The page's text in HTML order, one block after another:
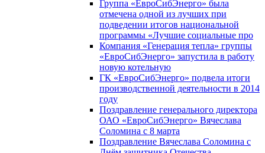
Группа «ЕвроСибЭнерго» была
отмечена одной из лучших при
подведении итогов национальной
программы «Лучшие социальные про
Компания «Генерация тепла» группы
«ЕвроСибЭнерго» запустила в работу
новую котельную
ГК «ЕвроСибЭнерго» подвела итоги
производственной деятельности в 2014
году
Поздравление генерального директора
ОАО «ЕвроСибЭнерго» Вячеслава
Соломина с 8 марта
Поздравление Вячеслава Соломина с